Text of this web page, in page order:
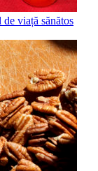
viață sănătos